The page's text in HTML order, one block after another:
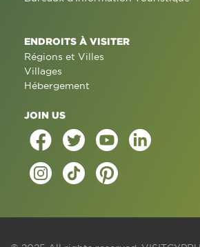
ENDROITS À VISITER
Régions et Villes
Villages
Hébergement
JOIN US